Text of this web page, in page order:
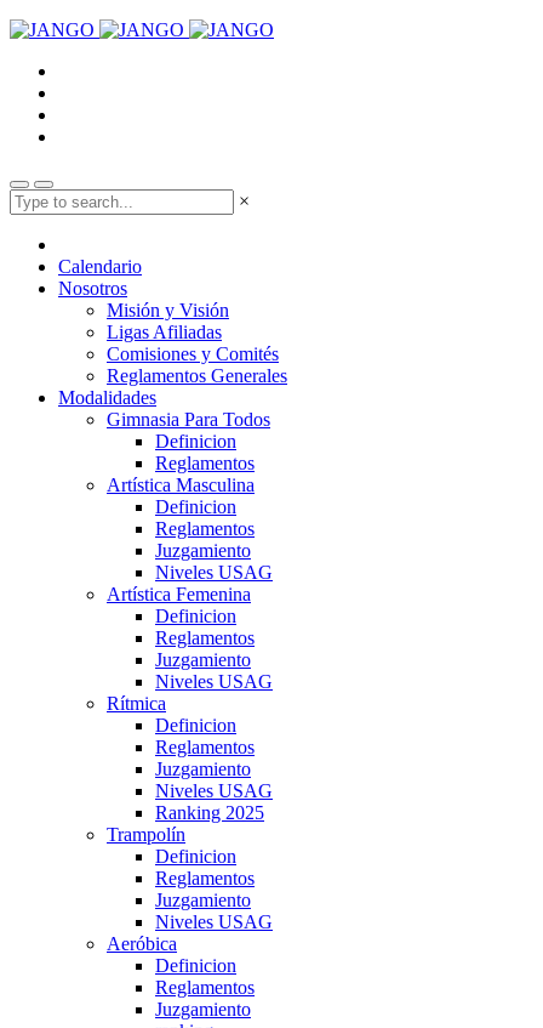
×
Calendario
Nosotros
Misión y Visión
Ligas Afiliadas
Comisiones y Comités
Reglamentos Generales
Modalidades
Gimnasia Para Todos
Definicion
Reglamentos
Artística Masculina
Definicion
Reglamentos
Juzgamiento
Niveles USAG
Artística Femenina
Definicion
Reglamentos
Juzgamiento
Niveles USAG
Rítmica
Definicion
Reglamentos
Juzgamiento
Niveles USAG
Ranking 2025
Trampolín
Definicion
Reglamentos
Juzgamiento
Niveles USAG
Aeróbica
Definicion
Reglamentos
Juzgamiento